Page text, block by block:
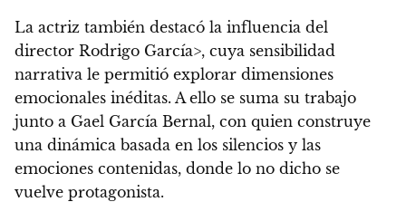
La actriz también destacó la influencia del
director Rodrigo García>, cuya sensibilidad
narrativa le permitió explorar dimensiones
emocionales inéditas. A ello se suma su trabajo
junto a Gael García Bernal, con quien construye
una dinámica basada en los silencios y las
emociones contenidas, donde lo no dicho se
vuelve protagonista.